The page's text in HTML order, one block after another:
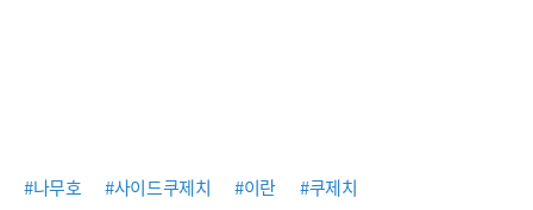
#나무호 #사이드쿠제치 #이란 #쿠제치